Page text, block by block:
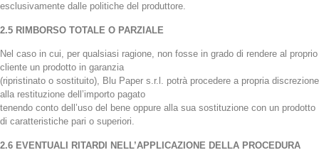
esclusivamente dalle politiche del produttore.
2.5 RIMBORSO TOTALE O PARZIALE
Nel caso in cui, per qualsiasi ragione, non fosse in grado di rendere al proprio
cliente un prodotto in garanzia
(ripristinato o sostituito), Blu Paper s.r.l. potrà procedere a propria discrezione
alla restituzione dell’importo pagato
tenendo conto dell’uso del bene oppure alla sua sostituzione con un prodotto
di caratteristiche pari o superiori.
2.6 EVENTUALI RITARDI NELL’APPLICAZIONE DELLA PROCEDURA